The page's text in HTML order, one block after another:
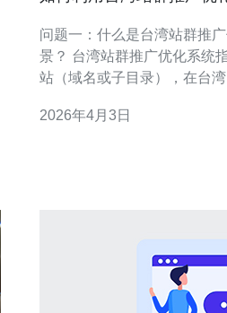
问题一：什么是台湾站群推
景？ 台湾站群推广优化系统
站（域名或子目录），在台
稳定的排名提升。 适用场景
2026年4月3日